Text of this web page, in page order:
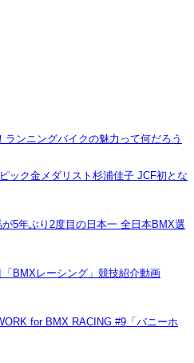
ンニングバイクの魅力って何だろう
ック金メダリスト杉浦佳子 JCF初とな
が5年ぶり2度目の日本一 全日本BMX選
「BMXレーシング」競技紹介動画
for BMX RACING #9「バニーホ